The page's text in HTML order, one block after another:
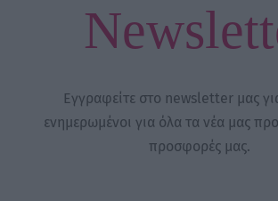
Εγγραφείτε στο newsletter μας
ενημερωμένοι για όλα τα νέα μας
προσφορές μας.